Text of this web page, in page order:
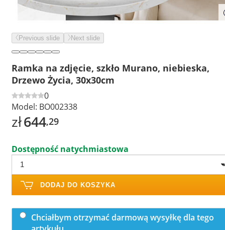
Previous slide Next slide
Ramka na zdjęcie, szkło Murano, niebieska,
Drzewo Życia, 30x30cm
0
Model: BO002338
zł644,29
Dostępność natychmiastowa
DODAJ DO KOSZYKA
Chciałbym otrzymać darmową wysyłkę dla tego